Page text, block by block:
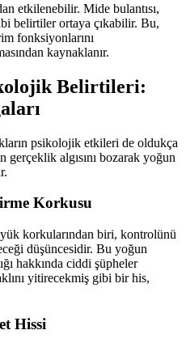
etkilenebilir. Mide bulantısı,
belirtiler ortaya çıkabilir. Bu,
fonksiyonlarını
kaynaklanır.
Belirtileri:
psikolojik etkileri de oldukça
gerçeklik algısını bozarak yoğun
Korkusu
korkularından biri, kontrolünü
düşüncesidir. Bu yoğun
hakkında ciddi şüpheler
yitirecekmiş gibi bir his,
Hissi